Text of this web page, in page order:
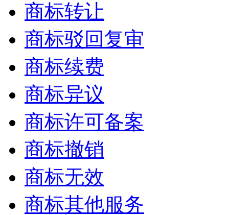
商标转让
商标驳回复审
商标续费
商标异议
商标许可备案
商标撤销
商标无效
商标其他服务